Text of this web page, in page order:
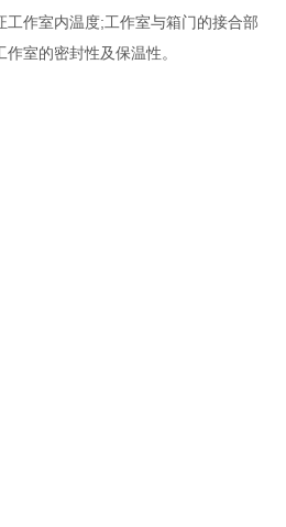
工作室内温度;工作室与箱门的接合部
室的密封性及保温性。